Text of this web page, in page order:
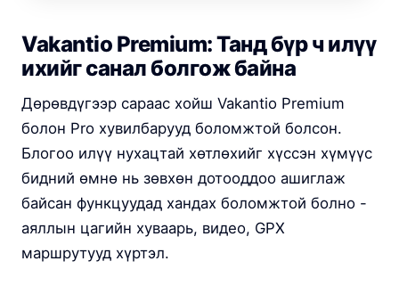
Vakantio Premium: Танд бүр ч илүү
ихийг санал болгож байна
Дөрөвдүгээр сараас хойш Vakantio Premium
болон Pro хувилбарууд боломжтой болсон.
Блогоо илүү нухацтай хөтлөхийг хүссэн хүмүүс
бидний өмнө нь зөвхөн дотооддоо ашиглаж
байсан функцуудад хандах боломжтой болно -
аяллын цагийн хуваарь, видео, GPX
маршрутууд хүртэл.